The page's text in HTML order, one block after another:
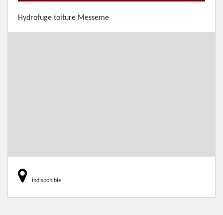
Hydrofuge toiture Messeme
indisponible